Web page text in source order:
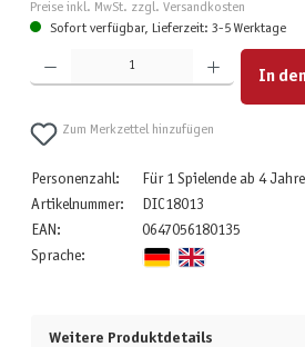
Preise inkl. MwSt. zzgl. Versandkosten
Sofort verfügbar, Lieferzeit: 3-5 Werktage
Produkt Anzahl: Gib den gewünschten Wert ein oder
In
Zum Merkzettel hinzufügen
Personenzahl:
Für 1 Spielende ab 4
Artikelnummer:
DIC18013
EAN:
0647056180135
Sprache:
Weitere Produktdetails